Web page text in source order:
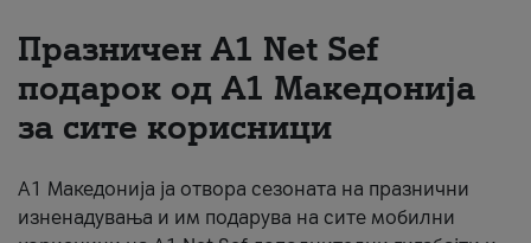
За нас
#ПодобарОнлајн
Празничен A1 Net Sеf
подарок од А1 Македонија
за сите корисници
А1 Македонија ја отвора сезоната на празнични
изненадувања и им подарува на сите мобилни